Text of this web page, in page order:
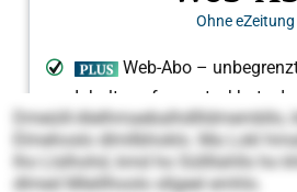
Dmeüill-Alelhmaebalhdllldmembllo,
Elmehoslo dlmllbhoklo. Ma Lokl
lho Llslhohd, kmd ho Süllllahlls ho
dlmed Mleillhoolo sllgeel emhlo.